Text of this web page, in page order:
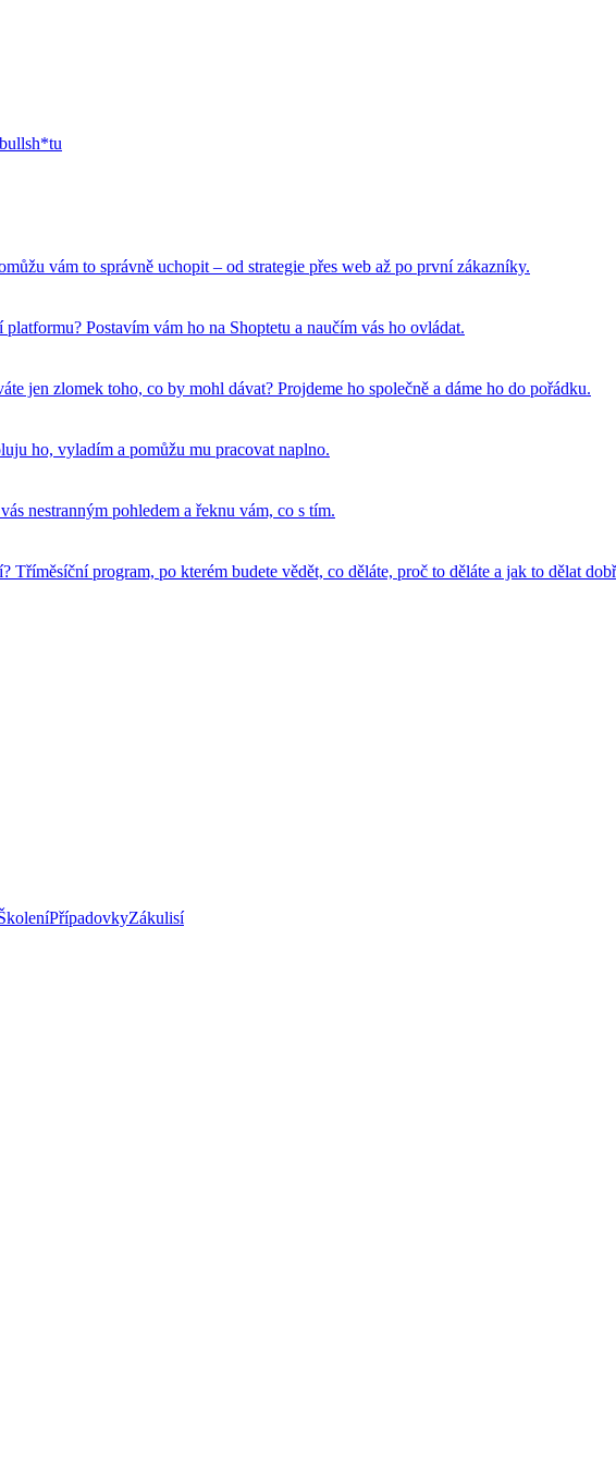
vám to správně uchopit – od strategie přes web až po první zákazníky.
Postavím vám ho na Shoptetu a naučím vás ho ovládat.
jen zlomek toho, co by mohl dávat? Projdeme ho společně a dáme ho do pořádku.
ho, vyladím a pomůžu mu pracovat naplno.
nestranným pohledem a řeknu vám, co s tím.
Tříměsíční program, po kterém budete vědět, co děláte, proč to děláte a jak to dělat
PřípadovkyZákulisí